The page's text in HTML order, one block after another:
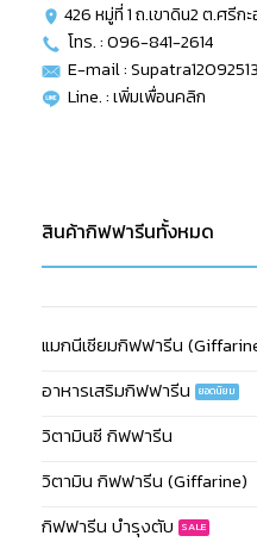
426 หมู่ที่ 1 ถ.เขาดิน2 ต.ศรีก
โทร. : 096-841-2614
E-mail :
Line. :เพิ่มเพื่อนคลิก
สินค้ากิฟฟารีนทั้งหมด
แมกนีเซียมกิฟฟารีน
อาหารเสริมกิฟฟารีน
วิตามินซี กิฟฟารีน
วิตามิน กิฟฟารีน (Giffarine)
กิฟฟารีน บำรุงตับ